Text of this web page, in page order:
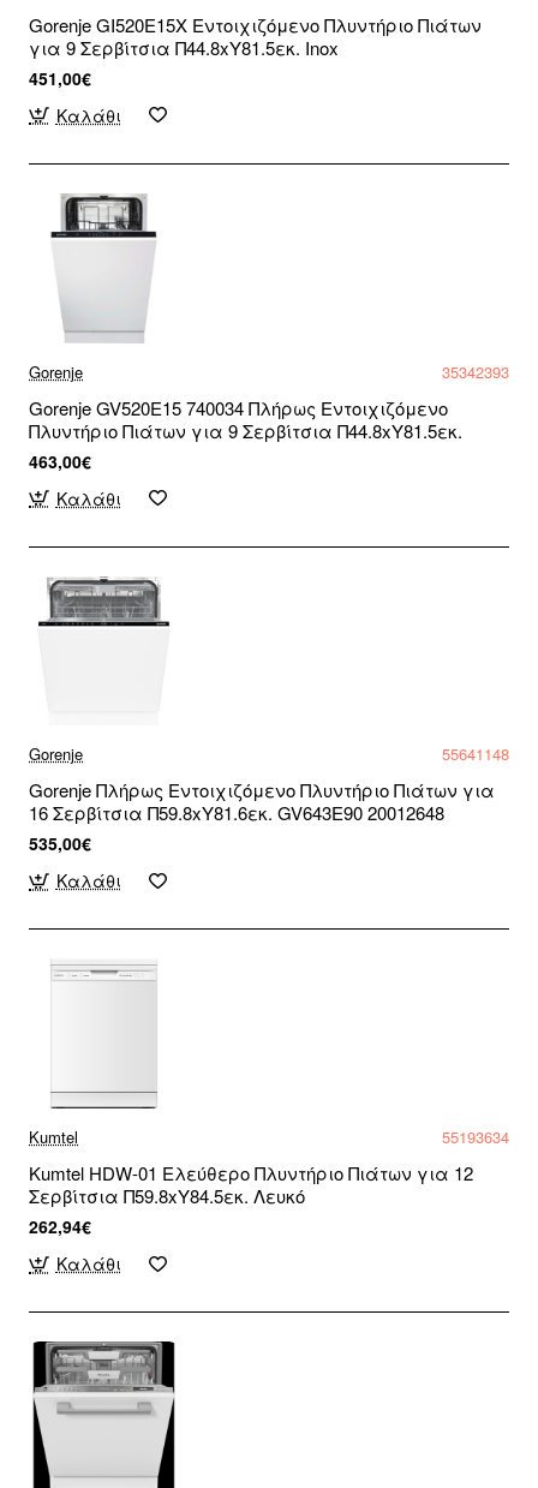
Gorenje GI520E15X Εντοιχιζόμενο Πλυντήριο Πιάτων
για 9 Σερβίτσια Π44.8xY81.5εκ. Inox
451,00€
Καλάθι
Gorenje 35342393
Gorenje GV520E15 740034 Πλήρως Εντοιχιζόμενο
Πλυντήριο Πιάτων για 9 Σερβίτσια Π44.8xY81.5εκ.
463,00€
Καλάθι
Gorenje 55641148
Gorenje Πλήρως Εντοιχιζόμενο Πλυντήριο Πιάτων για
16 Σερβίτσια Π59.8xY81.6εκ. GV643E90 20012648
535,00€
Καλάθι
Kumtel 55193634
Kumtel HDW-01 Ελεύθερο Πλυντήριο Πιάτων για 12
Σερβίτσια Π59.8xY84.5εκ. Λευκό
262,94€
Καλάθι